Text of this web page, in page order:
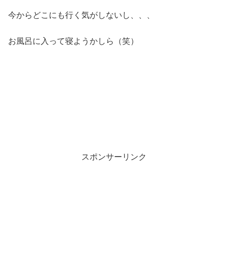
今からどこにも行く気がしないし、、、
お風呂に入って寝ようかしら（笑）
スポンサーリンク